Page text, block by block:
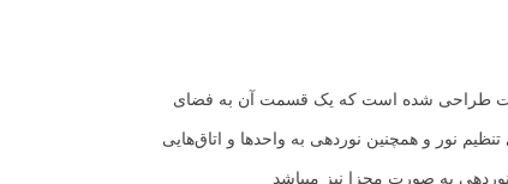
طراحی شده است که یک قسمت آن به فضای
نور و همچنین نوردهی به واحدها و اتاق‌هایی
به صورت مجزا نیز میباشد